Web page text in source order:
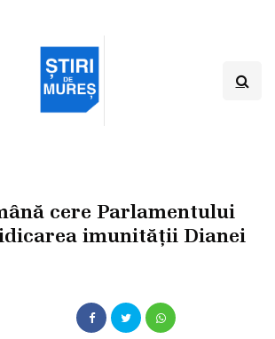
cere Parlamentului
imunității Dianei